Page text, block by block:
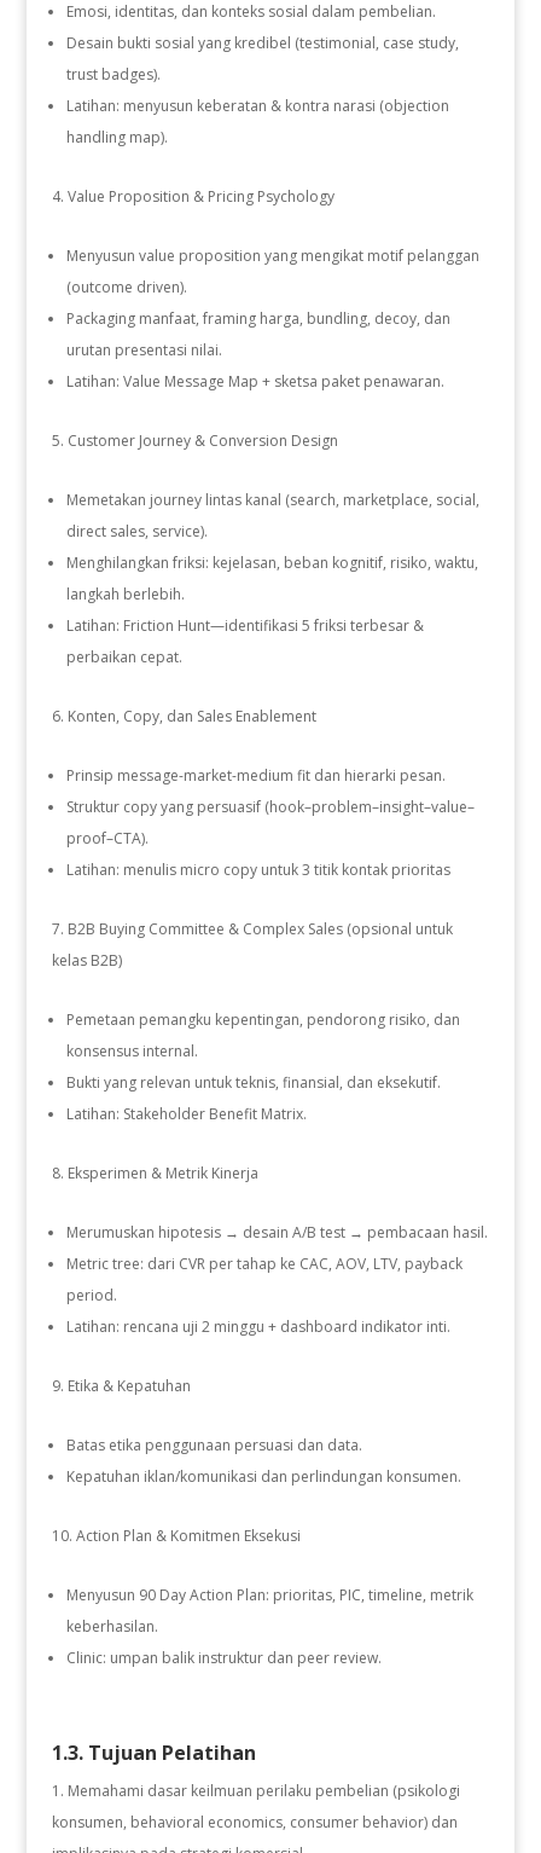
Emosi, identitas, dan konteks sosial dalam pembelian.
Desain bukti sosial yang kredibel (testimonial, case study,
trust badges).
Latihan: menyusun keberatan & kontra narasi (objection
handling map).
Value Proposition & Pricing Psychology
Menyusun value proposition yang mengikat motif pelanggan
(outcome driven).
Packaging manfaat, framing harga, bundling, decoy, dan
urutan presentasi nilai.
Latihan: Value Message Map + sketsa paket penawaran.
Customer Journey & Conversion Design
Memetakan journey lintas kanal (search, marketplace, social,
direct sales, service).
Menghilangkan friksi: kejelasan, beban kognitif, risiko, waktu,
langkah berlebih.
Latihan: Friction Hunt—identifikasi 5 friksi terbesar &
perbaikan cepat.
Konten, Copy, dan Sales Enablement
Prinsip message-market-medium fit dan hierarki pesan.
Struktur copy yang persuasif (hook–problem–insight–value–
proof–CTA).
Latihan: menulis micro copy untuk 3 titik kontak prioritas
B2B Buying Committee & Complex Sales (opsional untuk
kelas B2B)
Pemetaan pemangku kepentingan, pendorong risiko, dan
konsensus internal.
Bukti yang relevan untuk teknis, finansial, dan eksekutif.
Latihan: Stakeholder Benefit Matrix.
Eksperimen & Metrik Kinerja
Merumuskan hipotesis → desain A/B test → pembacaan hasil.
Metric tree: dari CVR per tahap ke CAC, AOV, LTV, payback
period.
Latihan: rencana uji 2 minggu + dashboard indikator inti.
Etika & Kepatuhan
Batas etika penggunaan persuasi dan data.
Kepatuhan iklan/komunikasi dan perlindungan konsumen.
Action Plan & Komitmen Eksekusi
Menyusun 90 Day Action Plan: prioritas, PIC, timeline, metrik
keberhasilan.
Clinic: umpan balik instruktur dan peer review.
1.3. Tujuan Pelatihan
Memahami dasar keilmuan perilaku pembelian (psikologi
konsumen, behavioral economics, consumer behavior) dan